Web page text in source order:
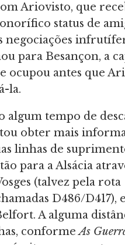
Ariovisto, que
status de
negociações
para Besançon, a
ocupou antes que
la.
algum tempo de
obter mais
linhas de
para a Alsácia
(talvez pela rota
D486/D417),
A alguma
conformeAs